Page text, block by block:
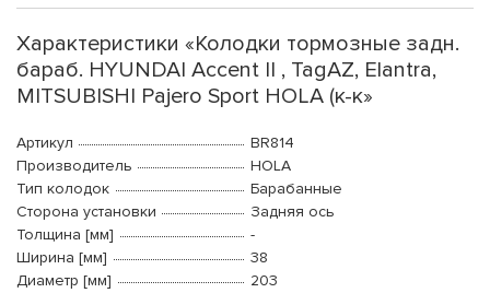
Характеристики «Колодки тормозные задн.
бараб. HYUNDAI Accent II , TagAZ, Elantra,
MITSUBISHI Pajero Sport HOLA (к-к»
Артикул
BR814
Производитель
HOLA
Тип колодок
Барабанные
Сторона установки
Задняя ось
Толщина [мм]
-
Ширина [мм]
38
Диаметр [мм]
203